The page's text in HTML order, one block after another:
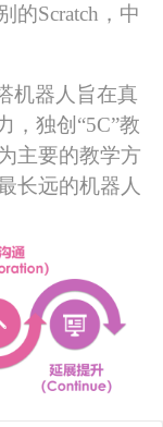
的Scratch ，中
机器人旨在真
，独创 “5C”教
主要的教学方
长远的机器人